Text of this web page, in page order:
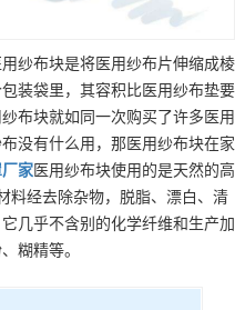
纱布块是将医用纱布片伸缩成棱
装袋里，其容积比医用纱布垫要
布块就如同一次购买了许多医用
没有什么用，那医用纱布块在家
厂家 医用纱布块使用的是天然的高
料经去除杂物，脱脂、漂白、清
几乎不含别的化学纤维和生产加
糊精等。